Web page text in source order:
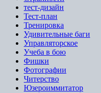
тест-дизайн
Тест-план
Тренировка
Удивительные баги
Управляторское
Учеба в бою
Фишки
Фотографии
Читерство
Юзероиммитатор